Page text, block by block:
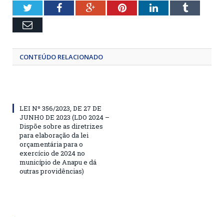
TwitterFacebookGoogle+PinterestLinkedInTumblr
Email
CONTEÚDO RELACIONADO
LEI Nº 356/2023, DE 27 DE
JUNHO DE 2023 (LDO 2024 –
Dispõe sobre as diretrizes
para elaboração da lei
orçamentária para o
exercício de 2024 no
município de Anapu e dá
outras providências)